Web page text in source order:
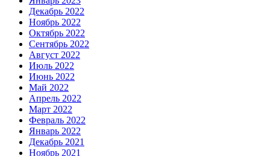
Декабрь 2022
Ноябрь 2022
Октябрь 2022
Сентябрь 2022
Август 2022
Июль 2022
Июнь 2022
Май 2022
Апрель 2022
Март 2022
Февраль 2022
Январь 2022
Декабрь 2021
Ноябрь 2021